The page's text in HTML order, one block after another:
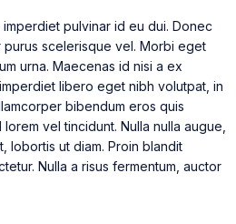
pulvinar id eu dui. Donec
purus scelerisque vel. Morbi eget
urna. Maecenas id nisi a ex
libero eget nibh volutpat, in
bibendum eros quis
vel tincidunt. Nulla nulla augue,
lobortis ut diam. Proin blandit
Nulla a risus fermentum, auctor